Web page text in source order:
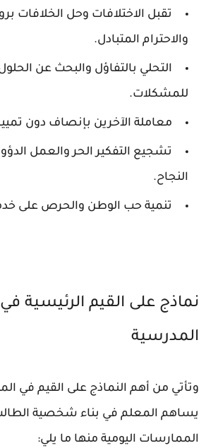
تقبل الاختلافات وحل الخلافات
والاحترام المتبادل.
التحلي بالتفاؤل والبحث عن
للمشكلات.
معاملة الآخرين بإنصاف دون
تشجيع التفكير الحر والعمل
النجاح.
تنمية حب الوطن والحرص على
نماذج على القيم الرئيسية في
المدرسية
وتأتي من أهم النماذج على القيم في
يساهم المعلم في بناء شخصية
الممارسات اليومية منها ما يلي: